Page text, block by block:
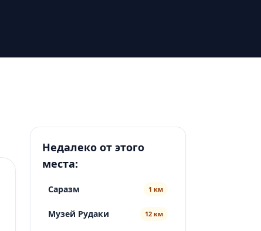
Недалеко от этого
места:
Саразм 1 км
Музей Рудаки 12 км